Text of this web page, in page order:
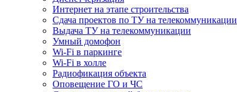
Интернет на этапе строительства
Сдача проектов по ТУ на телекоммуникации
Выдача ТУ на телекоммуникации
Умный домофон
Wi-Fi в паркинге
Wi-Fi в холле
Радиофикация объекта
Оповещение ГО и ЧС